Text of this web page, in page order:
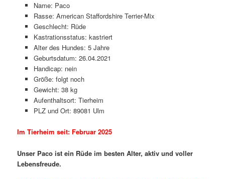
Name: Paco
Rasse: American Staffordshire Terrier-Mix
Geschlecht: Rüde
Kastrationsstatus: kastriert
Alter des Hundes: 5 Jahre
Geburtsdatum: 26.04.2021
Handicap: nein
Größe: folgt noch
Gewicht: 38 kg
Aufenthaltsort: Tierheim
PLZ und Ort: 89081 Ulm
Im Tierheim seit: Februar 2025
Unser Paco ist ein Rüde im besten Alter, aktiv und voller
Lebensfreude.